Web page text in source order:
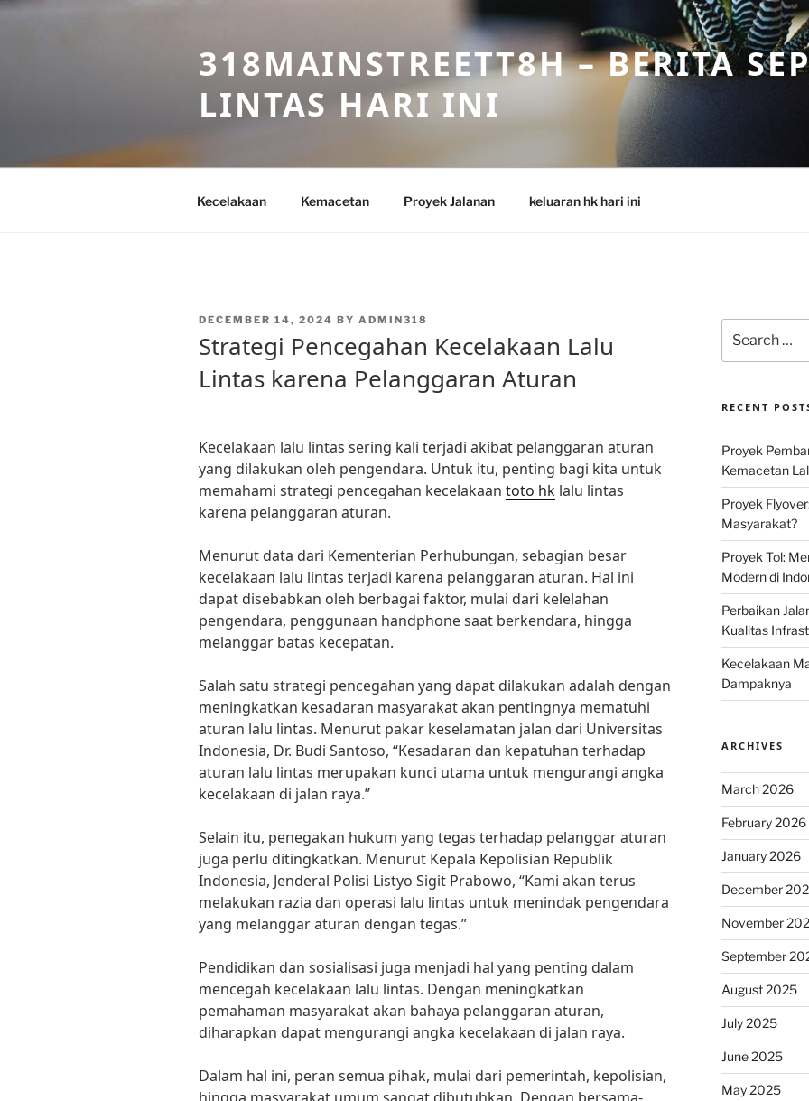
Skip
318MAINSTREETT8H – BERITA
LINTAS HARI INI
Kecelakaan Kemacetan Proyek Jalanan keluaran hk hari ini
POSTED
DECEMBER 14, 2024 BY ADMIN318
Strategi Pencegahan Kecelakaan Lalu
Lintas karena Pelanggaran Aturan
Kecelakaan lalu lintas sering kali terjadi akibat pelanggaran aturan
yang dilakukan oleh pengendara. Untuk itu, penting bagi kita untuk
memahami strategi pencegahan kecelakaan toto hk lalu lintas
karena pelanggaran aturan.
Menurut data dari Kementerian Perhubungan, sebagian besar
kecelakaan lalu lintas terjadi karena pelanggaran aturan. Hal ini
dapat disebabkan oleh berbagai faktor, mulai dari kelelahan
pengendara, penggunaan handphone saat berkendara, hingga
melanggar batas kecepatan.
Salah satu strategi pencegahan yang dapat dilakukan adalah dengan
meningkatkan kesadaran masyarakat akan pentingnya mematuhi
aturan lalu lintas. Menurut pakar keselamatan jalan dari Universitas
Indonesia, Dr. Budi Santoso, “Kesadaran dan kepatuhan terhadap
aturan lalu lintas merupakan kunci utama untuk mengurangi angka
kecelakaan di jalan raya.”
Selain itu, penegakan hukum yang tegas terhadap pelanggar aturan
juga perlu ditingkatkan. Menurut Kepala Kepolisian Republik
Indonesia, Jenderal Polisi Listyo Sigit Prabowo, “Kami akan terus
melakukan razia dan operasi lalu lintas untuk menindak pengendara
yang melanggar aturan dengan tegas.”
Pendidikan dan sosialisasi juga menjadi hal yang penting dalam
mencegah kecelakaan lalu lintas. Dengan meningkatkan
pemahaman masyarakat akan bahaya pelanggaran aturan,
diharapkan dapat mengurangi angka kecelakaan di jalan raya.
Dalam hal ini, peran semua pihak, mulai dari pemerintah, kepolisian,
for:
RECENT
Proyek
Kemacetan
Proyek
Masyarakat?
Proyek Tol:
Modern di
Perbaikan
Kualitas
Kecelakaan
Dampaknya
ARCHIVES
March 2026
February 2026
January 2026
December
November
September
August 2025
July 2025
June 2025
May 2025